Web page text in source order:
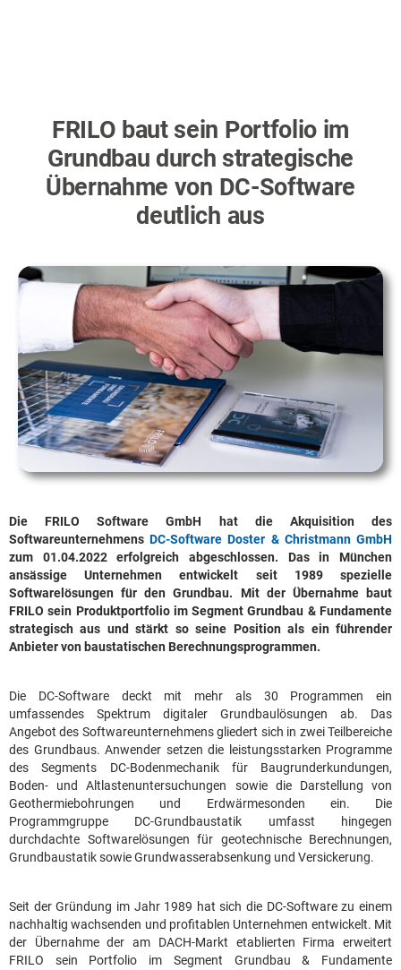
FRILO baut sein Portfolio im
Grundbau durch strategische
Übernahme von DC-Software
deutlich aus
Die FRILO Software GmbH hat die Akquisition des
SoftwareunternehmensDC-Software Doster & Christmann GmbH
zum 01.04.2022 erfolgreich abgeschlossen. Das in München
ansässige Unternehmen entwickelt seit 1989 spezielle
Softwarelösungen für den Grundbau. Mit der Übernahme baut
FRILO sein Produktportfolio im Segment Grundbau & Fundamente
strategisch aus und stärkt so seine Position als ein führender
Anbieter von baustatischen Berechnungsprogrammen.
Die DC-Software deckt mit mehr als 30 Programmen ein
umfassendes Spektrum digitaler Grundbaulösungen ab. Das
Angebot des Softwareunternehmens gliedert sich in zwei Teilbereiche
des Grundbaus. Anwender setzen die leistungsstarken Programme
des Segments DC-Bodenmechanik für Baugrunderkundungen,
Boden- und Altlastenuntersuchungen sowie die Darstellung von
Geothermiebohrungen und Erdwärmesonden ein. Die
Programmgruppe DC-Grundbaustatik umfasst hingegen
durchdachte Softwarelösungen für geotechnische Berechnungen,
Grundbaustatik sowie Grundwasserabsenkung und Versickerung.
Seit der Gründung im Jahr 1989 hat sich die DC-Software zu einem
nachhaltig wachsenden und profitablen Unternehmen entwickelt. Mit
der Übernahme der am DACH-Markt etablierten Firma erweitert
FRILO sein Portfolio im Segment Grundbau & Fundamente